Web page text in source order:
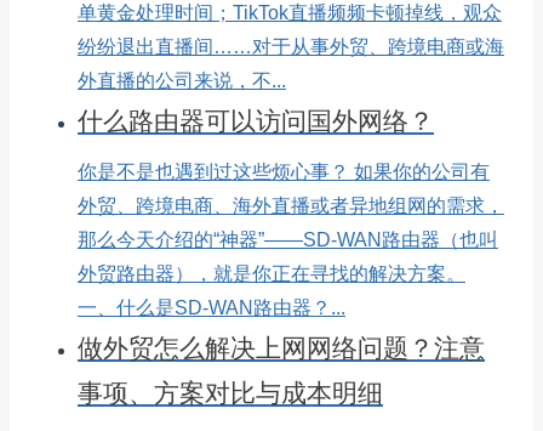
单黄金处理时间；TikTok直播频频卡顿掉线，观众
纷纷退出直播间……对于从事外贸、跨境电商或海
外直播的公司来说，不...
什么路由器可以访问国外网络？
你是不是也遇到过这些烦心事？ 如果你的公司有
外贸、跨境电商、海外直播或者异地组网的需求，
那么今天介绍的“神器”——SD-WAN路由器（也叫
外贸路由器），就是你正在寻找的解决方案。
一、什么是SD-WAN路由器？...
做外贸怎么解决上网网络问题？注意
事项、方案对比与成本明细